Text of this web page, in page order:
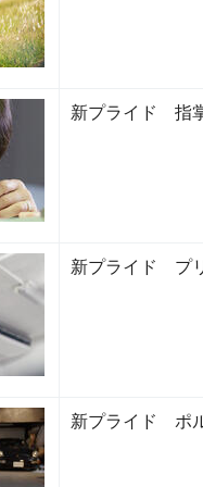
新プライド 指
新プライド プ
新プライド ポ